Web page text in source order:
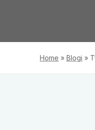
Home » Blogi »